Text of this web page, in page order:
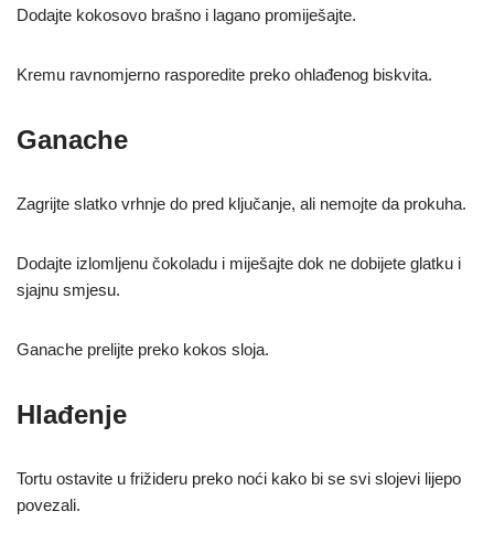
Dodajte kokosovo brašno i lagano promiješajte.
Kremu ravnomjerno rasporedite preko ohlađenog biskvita.
Ganache
Zagrijte slatko vrhnje do pred ključanje, ali nemojte da prokuha.
Dodajte izlomljenu čokoladu i miješajte dok ne dobijete glatku i
sjajnu smjesu.
Ganache prelijte preko kokos sloja.
Hlađenje
Tortu ostavite u frižideru preko noći kako bi se svi slojevi lijepo
povezali.